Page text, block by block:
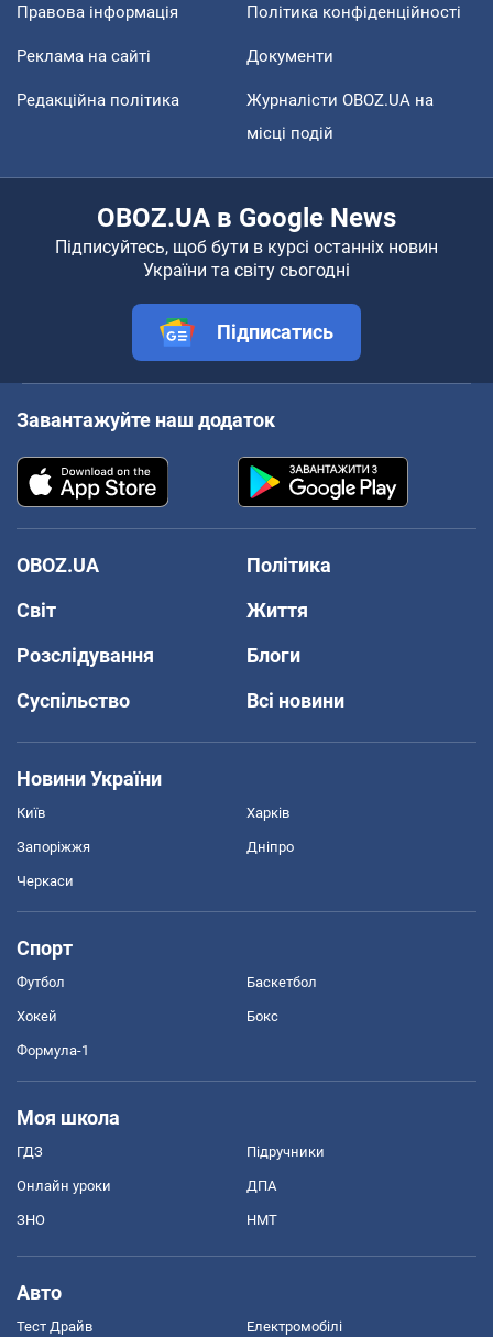
Правова інформація Політика конфіденційності
Реклама на сайті Документи
Редакційна політика
Журналісти OBOZ.UA на
місці подій
OBOZ.UA в Google News
Підписуйтесь, щоб бути в курсі останніх новин
України та світу сьогодні
Підписатись
Завантажуйте наш додаток
OBOZ.UA
Політика
Світ
Життя
Розслідування
Блоги
Суспільство
Всі новини
Новини України
Київ Харків
Запоріжжя Дніпро
Черкаси
Спорт
Футбол Баскетбол
Хокей Бокс
Формула-1
Моя школа
ГДЗ Підручники
Онлайн уроки ДПА
ЗНО НМТ
Авто
Тест Драйв Електромобілі